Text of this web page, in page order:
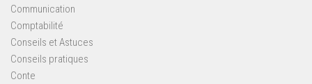
Communication
Comptabilité
Conseils et Astuces
Conseils pratiques
Conte